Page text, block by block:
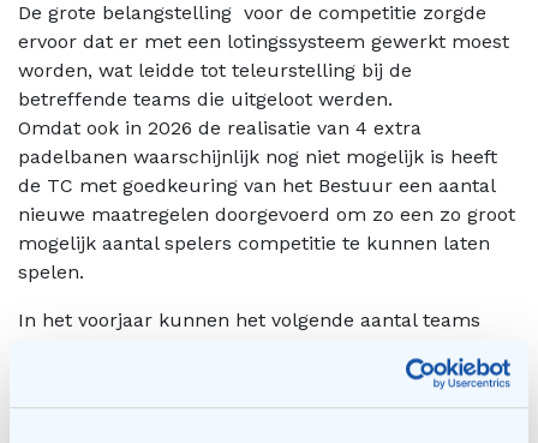
De grote belangstelling voor de competitie zorgde
ervoor dat er met een lotingssysteem gewerkt moest
worden, wat leidde tot teleurstelling bij de
betreffende teams die uitgeloot werden.
Omdat ook in 2026 de realisatie van 4 extra
padelbanen waarschijnlijk nog niet mogelijk is heeft
de TC met goedkeuring van het Bestuur een aantal
nieuwe maatregelen doorgevoerd om zo een zo groot
mogelijk aantal spelers competitie te kunnen laten
spelen.
In het voorjaar kunnen het volgende aantal teams
Padel: zaterdag : 14 teams